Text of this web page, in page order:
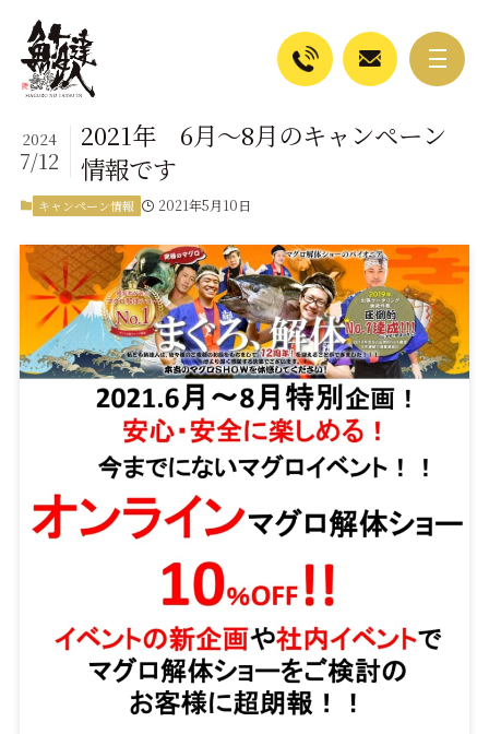
2021年 6月～8月のキャンペーン
情報です
2024
7/12
キャンペーン情報 2021年5月10日